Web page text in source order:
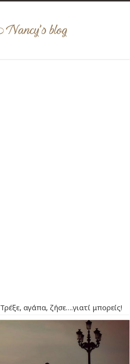
Τρέξε, αγάπα, ζήσε….γιατί μπορείς!